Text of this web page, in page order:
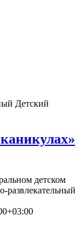
Детский
детском
развлекательный